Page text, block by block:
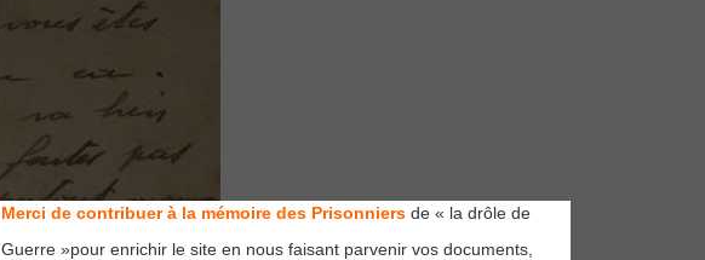
Merci de contribuer à la mémoire des Prisonniers de « la drôle de
Guerre »pour enrichir le site en nous faisant parvenir vos documents,